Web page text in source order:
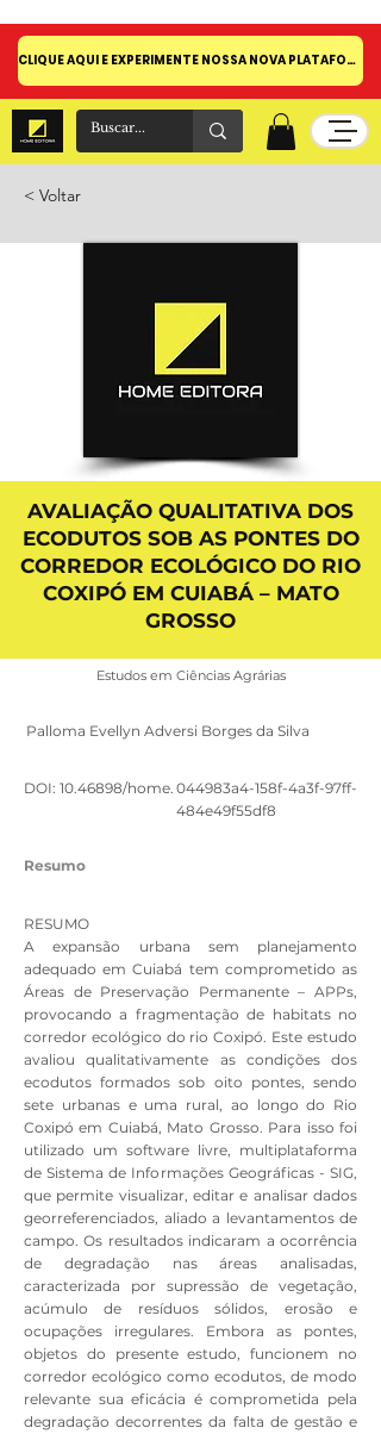
CLIQUE AQUI E EXPERIMENTE NOSSA NOVA PLATAFORMA!
< Voltar
AVALIAÇÃO QUALITATIVA DOS
ECODUTOS SOB AS PONTES DO
CORREDOR ECOLÓGICO DO RIO
COXIPÓ EM CUIABÁ – MATO
GROSSO
Estudos em Ciências Agrárias
Palloma Evellyn Adversi Borges da Silva
DOI: 10.46898/home. 044983a4-158f-4a3f-97ff-
484e49f55df8
Resumo
RESUMO
A expansão urbana sem planejamento
adequado em Cuiabá tem comprometido as
Áreas de Preservação Permanente – APPs,
provocando a fragmentação de habitats no
corredor ecológico do rio Coxipó. Este estudo
avaliou qualitativamente as condições dos
ecodutos formados sob oito pontes, sendo
sete urbanas e uma rural, ao longo do Rio
Coxipó em Cuiabá, Mato Grosso. Para isso foi
utilizado um software livre, multiplataforma
de Sistema de Informações Geográficas - SIG,
que permite visualizar, editar e analisar dados
georreferenciados, aliado a levantamentos de
campo. Os resultados indicaram a ocorrência
de degradação nas áreas analisadas,
caracterizada por supressão de vegetação,
acúmulo de resíduos sólidos, erosão e
ocupações irregulares. Embora as pontes,
objetos do presente estudo, funcionem no
corredor ecológico como ecodutos, de modo
relevante sua eficácia é comprometida pela
degradação decorrentes da falta de gestão e